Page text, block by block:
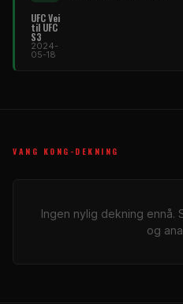
UFCVei
til UFC
S3
2024-
05-18
VANG KONG-DEKNING
Ingen nylig dekning ennå.
og